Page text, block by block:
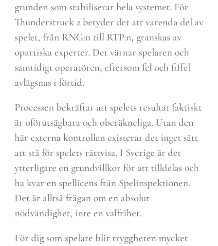
grunden som stabiliserar hela systemet. För
Thunderstruck 2 betyder det att varenda del av
spelet, från RNG:n till RTP:n, granskas av
opartiska experter. Det värnar spelaren och
samtidigt operatören, eftersom fel och fiffel
avlägsnas i förtid.
Processen bekräftar att spelets resultat faktiskt
är oförutsägbara och oberäkneliga. Utan den
här externa kontrollen existerar det inget sätt
att stå för spelets rättvisa. I Sverige är det
ytterligare en grundvillkor för att tilldelas och
ha kvar en spellicens från Spelinspektionen.
Det är alltså frågan om en absolut
nödvändighet, inte en valfrihet.
För dig som spelare blir tryggheten mycket